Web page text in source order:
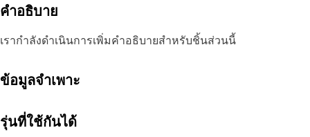
คำอธิบาย
เรากำลังดำเนินการเพิ่มคำอธิบายสำหรับชิ้นส่วนนี้
ข้อมูลจำเพาะ
รุ่นที่ใช้กันได้